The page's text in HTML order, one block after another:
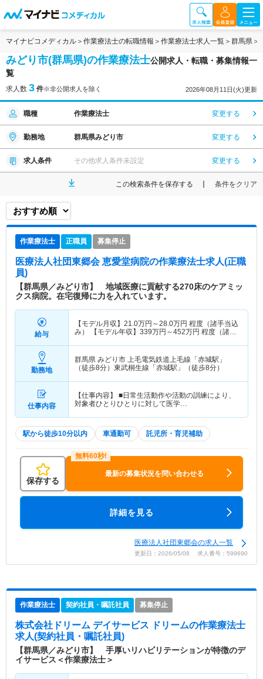
マイナビコメディカル 作業療法士の転職情報 作業療法士求人一覧 群馬県
みどり市(群馬県)の作業療法士公開求人・転職・募集情報一
覧
求人数 3 件※非公開求人を除く 2026年08月11日(火)更新
職種 作業療法士 変更する
勤務地 群馬県みどり市 変更する
求人条件 その他求人条件未設定 変更する
この検索条件を保存する 条件をクリア
作業療法士 正職員 募集停止
医療法人社団東郷会 恵愛堂病院の作業療法士求人(正職
員)
【群馬県／みどり市】 地域医療に貢献する270床のケアミッ
クス病院。在宅復帰に力を入れています。
給与
【モデル月収】 21.0万円～28.0万円 程度（諸手当込
み） 【モデル年収】 339万円～452万円 程度（諸手
勤務地
群馬県 みどり市 上毛電気鉄道上毛線「赤城駅」
（徒歩8分）東武桐生線「赤城駅」（徒歩8分）
仕事内容
【仕事内容】 ■日常生活動作や活動の訓練により、
対象者ひとりひとりに対して医学…
駅から徒歩10分以内 車通勤可 託児所・育児補助
保存する
最新の募集状況を問い合わせる
詳細を見る
医療法人社団東郷会の求人一覧
更新日：2026/05/08 求人番号：599690
作業療法士 契約社員・嘱託社員 募集停止
株式会社ドリーム デイサービス ドリームの作業療法士
求人(契約社員・嘱託社員)
【群馬県／みどり市】 手厚いリハビリテーションが特徴のデ
イサービス＜作業療法士＞